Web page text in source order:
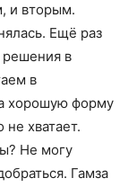
и вторым.
Ещё раз
в
в
хорошую форму
хватает.
Не могу
Гамза